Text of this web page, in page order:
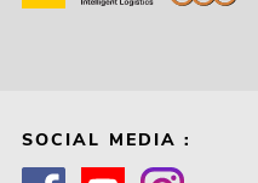
SOCIAL MEDIA :